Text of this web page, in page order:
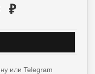
₽
или Telegram